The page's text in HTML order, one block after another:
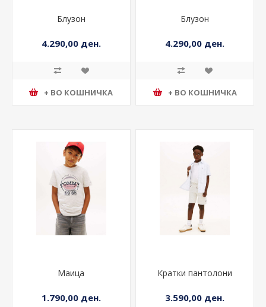
Блузон
4.290,00 ден.
+ ВО КОШНИЧКА
Блузон
4.290,00 ден.
+ ВО КОШНИЧКА
Маица
1.790,00 ден.
Кратки пантолони
3.590,00 ден.